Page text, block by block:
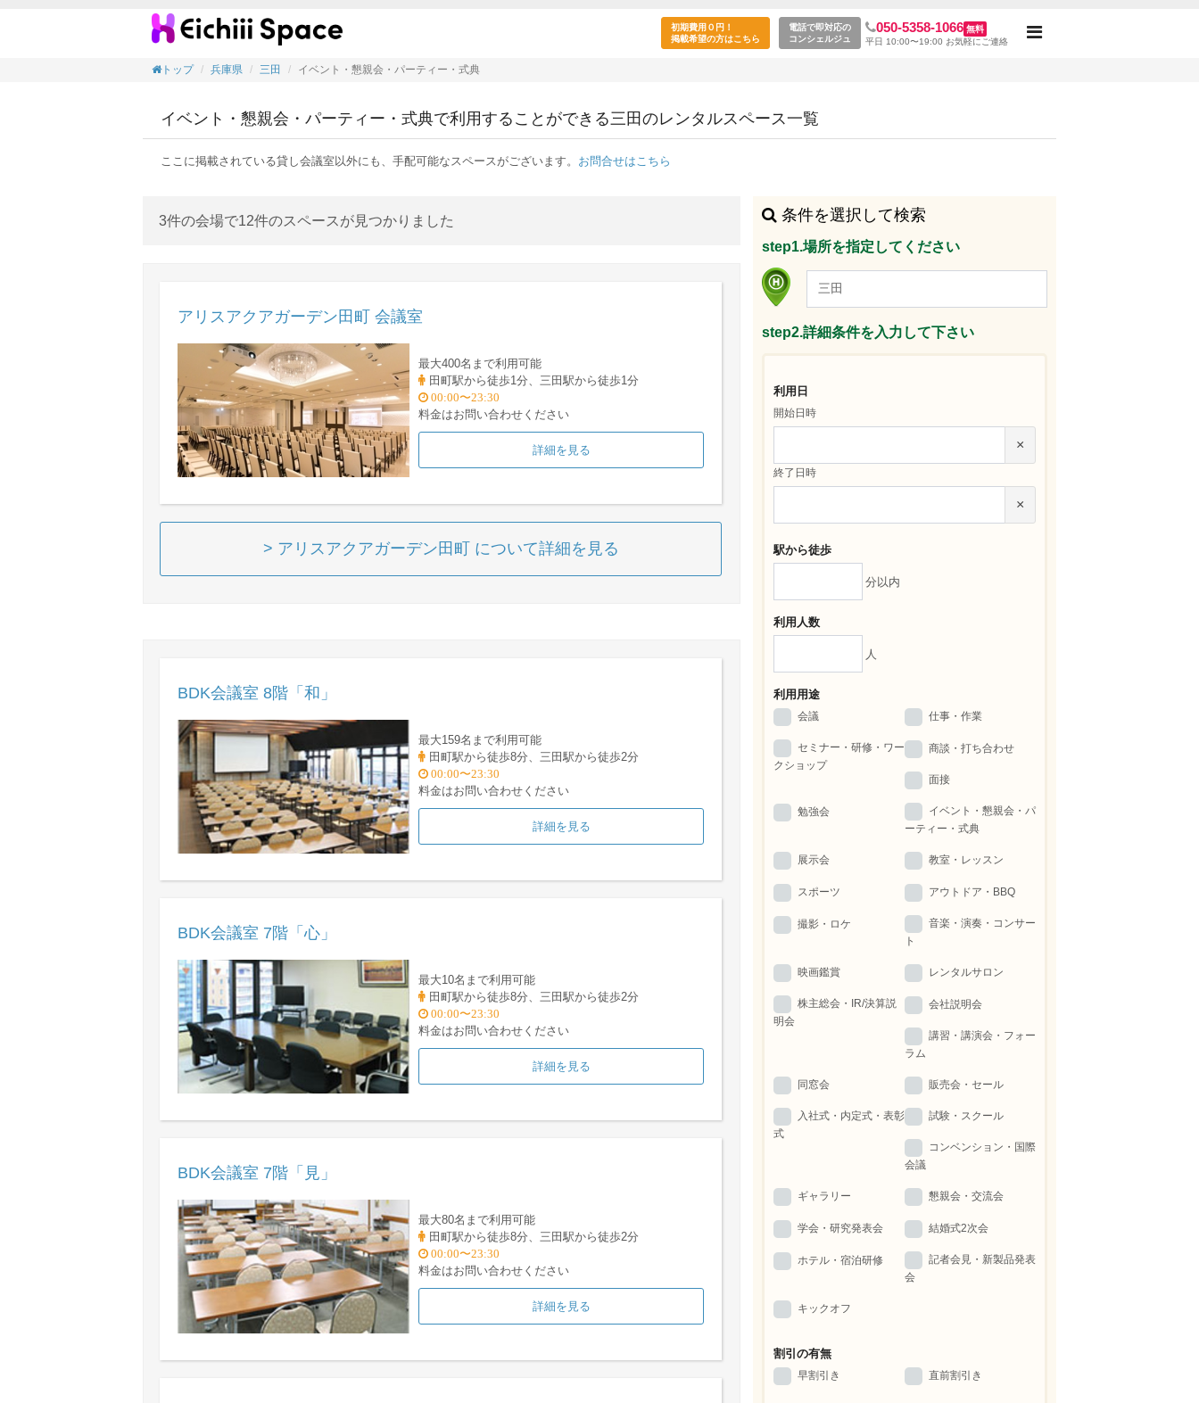
イベント・懇親会・パーティー・式典の目的で利用できる三田駅のレンタルスペース一覧
初期費用０円！
掲載希望の方はこちら
電話で即対応の
コンシェルジュ
050-5358-1066 無料
平日 10:00〜19:00 お気軽にご連絡
Toggle
トップ 兵庫県 三田 イベント・懇親会・パーティー・式典
イベント・懇親会・パーティー・式典で利用することができる三田のレンタルスペース一覧
ここに掲載されている貸し会議室以外にも、手配可能なスペースがございます。 お問合せはこちら
3件の会場で12件のスペースが見つかりました
アリスアクアガーデン田町 会議室
最大400名まで利用可能
田町駅から徒歩1分、三田駅から徒歩1分
00:00〜23:30
料金はお問い合わせください
詳細を見る
> アリスアクアガーデン田町 について詳細を見る
BDK会議室 8階「和」
最大159名まで利用可能
田町駅から徒歩8分、三田駅から徒歩2分
00:00〜23:30
料金はお問い合わせください
詳細を見る
BDK会議室 7階「心」
最大10名まで利用可能
田町駅から徒歩8分、三田駅から徒歩2分
00:00〜23:30
料金はお問い合わせください
詳細を見る
BDK会議室 7階「見」
最大80名まで利用可能
田町駅から徒歩8分、三田駅から徒歩2分
00:00〜23:30
料金はお問い合わせください
詳細を見る
条件を選択して検索
step1.場所を指定してください
step2.詳細条件を入力して下さい
利用日
開始日時
×
終了日時
×
駅から徒歩
分以内
利用人数
人
利用用途
会議 仕事・作業
セミナー・研修・ワー
クショップ
商談・打ち合わせ
面接
勉強会
イベント・懇親会・パ
ーティー・式典
展示会 教室・レッスン
スポーツ アウトドア・BBQ
撮影・ロケ
音楽・演奏・コンサー
ト
映画鑑賞 レンタルサロン
株主総会・IR/決算説
明会
会社説明会
講習・講演会・フォー
ラム
同窓会 販売会・セール
入社式・内定式・表彰
式
試験・スクール
コンベンション・国際
会議
ギャラリー 懇親会・交流会
学会・研究発表会 結婚式2次会
ホテル・宿泊研修
記者会見・新製品発表
会
キックオフ
割引の有無
早割引き 直前割引き